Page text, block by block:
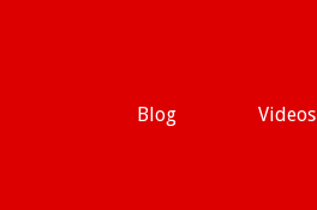
Blog Videos